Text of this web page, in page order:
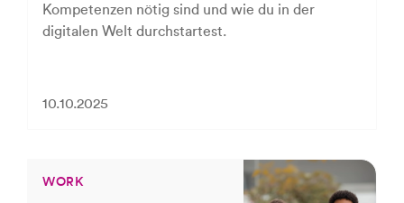
Kompetenzen nötig sind und wie du in der
digitalen Welt durchstartest.
10.10.2025
WORK